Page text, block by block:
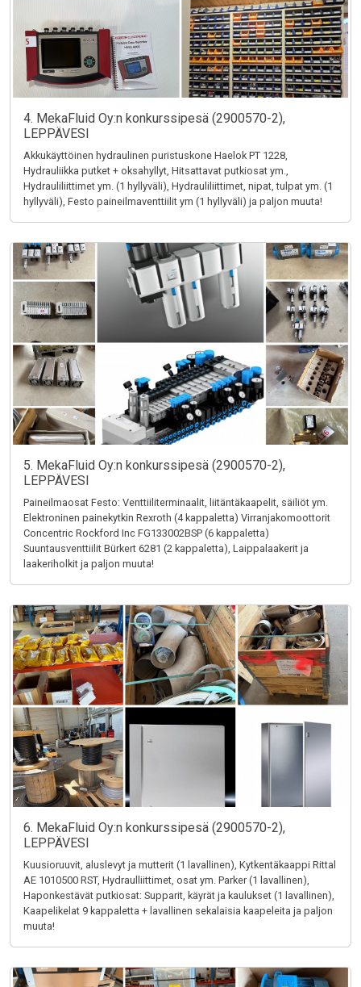
4. MekaFluid Oy:n konkurssipesä (2900570-2),
LEPPÄVESI
Akkukäyttöinen hydraulinen puristuskone Haelok PT 1228,
Hydrauliikka putket + oksahyllyt, Hitsattavat putkiosat ym.,
Hydrauliliittimet ym. (1 hyllyväli), Hydrauliliittimet, nipat, tulpat ym. (1
hyllyväli), Festo paineilmaventtiilit ym (1 hyllyväli) ja paljon muuta!
5. MekaFluid Oy:n konkurssipesä (2900570-2),
LEPPÄVESI
Paineilmaosat Festo: Venttiiliterminaalit, liitäntäkaapelit, säiliöt ym.
Elektroninen painekytkin Rexroth (4 kappaletta) Virranjakomoottorit
Concentric Rockford Inc FG133002BSP (6 kappaletta)
Suuntausventtiilit Bürkert 6281 (2 kappaletta), Laippalaakerit ja
laakeriholkit ja paljon muuta!
6. MekaFluid Oy:n konkurssipesä (2900570-2),
LEPPÄVESI
Kuusioruuvit, aluslevyt ja mutterit (1 lavallinen), Kytkentäkaappi Rittal
AE 1010500 RST, Hydraulliittimet, osat ym. Parker (1 lavallinen),
Haponkestävät putkiosat: Supparit, käyrät ja kaulukset (1 lavallinen),
Kaapelikelat 9 kappaletta + lavallinen sekalaisia kaapeleita ja paljon
muuta!